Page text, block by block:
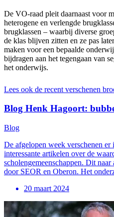
De VO-raad pleit daarnaast voor
heterogene en verlengde
brugklassen – waarbij diverse
de klas blijven zitten en ze pas
maken voor een bepaalde
bijdragen aan het tegengaan van
het onderwijs.
Lees ook de recent verschenen
Blog Henk Hagoort:
Blog
De afgelopen week verschenen
interessante artikelen over de
scholengemeenschappen. Dit
door SEOR en Oberon. Het
20 maart 2024